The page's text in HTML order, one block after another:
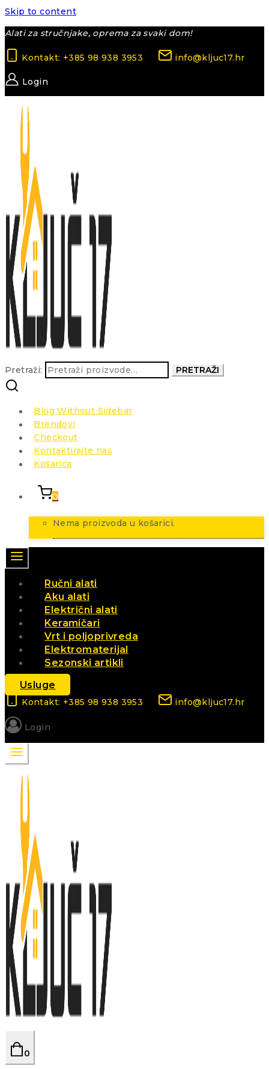
Skip to content
Alati za stručnjake, oprema za svaki dom!
Kontakt: +385 98 938 3953 info@kljuc17.hr
Login
Pretraži: PRETRAŽI
Blog Without Sidebar
Brendovi
Checkout
Kontaktirajte nas
Košarica
0
Nema proizvoda u košarici.
Ručni alati
Aku alati
Električni alati
Keramičari
Vrt i poljoprivreda
Elektromaterijal
Sezonski artikli
Usluge
Kontakt: +385 98 938 3953 info@kljuc17.hr
Login
0